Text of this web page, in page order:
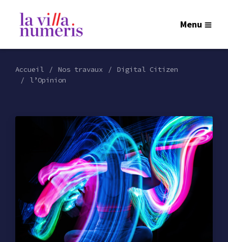
Menu
Accueil Nos travaux
Digital Citizen
l’Opinion